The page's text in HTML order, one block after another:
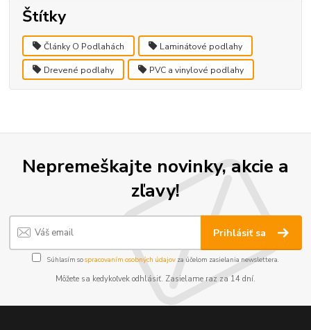
Štítky
Články O Podlahách Laminátové podlahy
Drevené podlahy PVC a vinylové podlahy
Nepremeškajte novinky, akcie a
zľavy!
Prihlásiť sa
Súhlasím sospracovaním osobných údajov za účelom zasielania newslettera.
Môžete sa kedykoľvek odhlásiť. Zasielame raz za 14 dní.